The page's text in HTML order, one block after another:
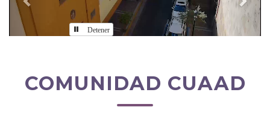
Detener
Comunidad
COMUNIDAD CUAAD